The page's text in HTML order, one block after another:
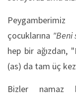
çocuklarına "Beni
hep bir ağızdan,
(as) da tam üç
Bizler namaz